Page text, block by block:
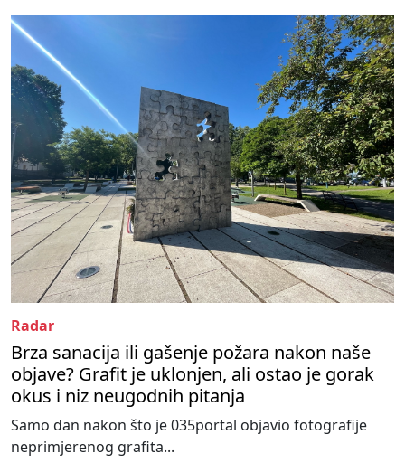
Radar
Brza sanacija ili gašenje požara nakon naše
objave? Grafit je uklonjen, ali ostao je gorak
okus i niz neugodnih pitanja
Samo dan nakon što je 035portal objavio fotografije
neprimjerenog grafita...